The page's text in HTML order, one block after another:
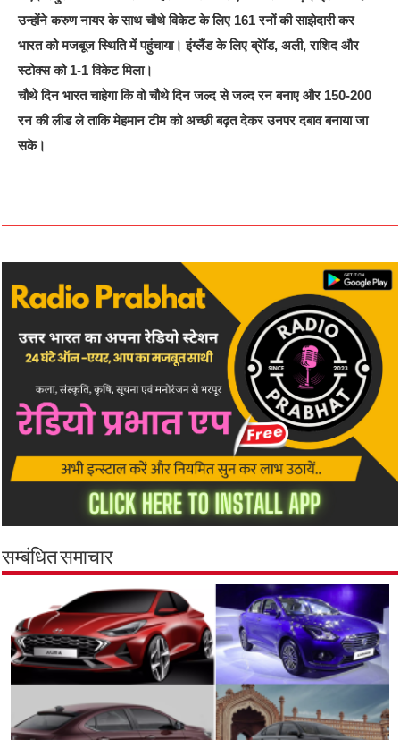
उन्होंने करुण नायर के साथ चौथे विकेट के लिए 161 रनों की साझेदारी कर
भारत को मजबूज स्थिति में पहुंचाया। इंग्लैंड के लिए ब्रेॉड, अली, राशिद और
स्टोक्स को 1-1 विकेट मिला।
चौथे दिन भारत चाहेगा कि वो चौथे दिन जल्द से जल्द रन बनाए और 150-200
रन की लीड ले ताकि मेहमान टीम को अच्छी बढ़त देकर उनपर दबाव बनाया जा
सके।
सम्बंधित समाचार